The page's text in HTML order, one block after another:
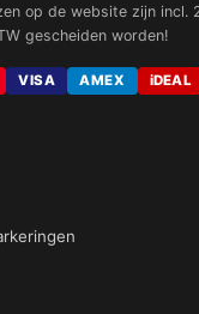
op de website zijn incl.
gescheiden worden!
VISA AMEX iDEAL